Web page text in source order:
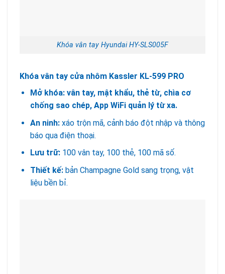
Khóa vân tay Hyundai HY-SLS005F
Khóa vân tay cửa nhôm Kassler KL-599 PRO
Mở khóa: vân tay, mật khẩu, thẻ từ, chìa cơ
chống sao chép, App WiFi quản lý từ xa.
An ninh:xáo trộn mã, cảnh báo đột nhập và thông
báo qua điện thoại.
Lưu trữ:100 vân tay, 100 thẻ, 100 mã số.
Thiết kế:bản Champagne Gold sang trọng, vật
liệu bền bỉ.